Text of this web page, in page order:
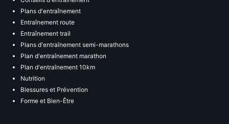
Plans d'entraînement
Entraînement route
Entraînement trail
Plans d'entraînement semi-marathons
Plan d'entraînement marathon
Plan d'entraînement 10km
Nutrition
Blessures et Prévention
Forme et Bien-Être